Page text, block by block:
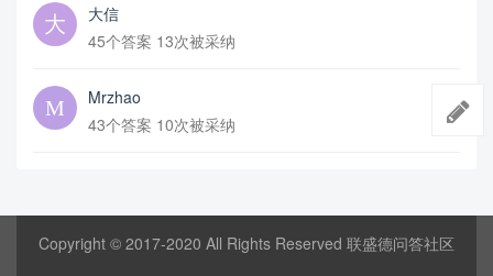
大信
45个答案 13次被采纳
Mrzhao
43个答案 10次被采纳
Copyright © 2017-2020 All Rights Reserved 联盛德问答社区